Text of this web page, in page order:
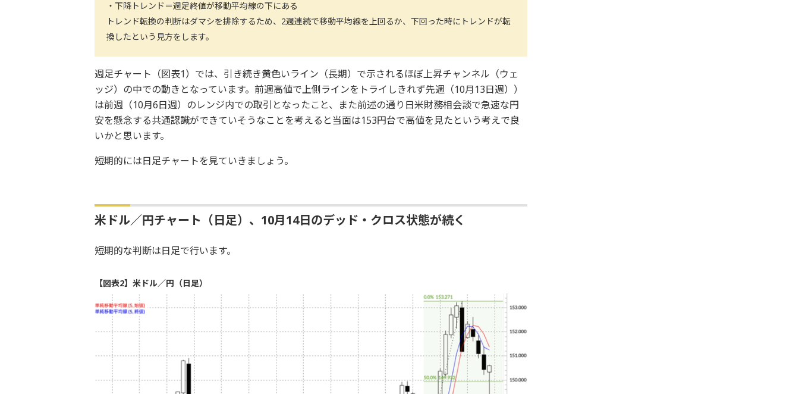
・下降トレンド＝週足終値が移動平均線の下にある
トレンド転換の判断はダマシを排除するため、2週連続で移動平均線を上回るか、下回った時にトレンドが転
換したという見方をします。
週足チャート（図表1）では、引き続き黄色いライン（長期）で示されるほぼ上昇チャンネル（ウェ
ッジ）の中での動きとなっています。前週高値で上側ラインをトライしきれず先週（10月13日週））
は前週（10月6日週）のレンジ内での取引となったこと、また前述の通り日米財務相会談で急速な円
安を懸念する共通認識ができていそうなことを考えると当面は153円台で高値を見たという考えで良
いかと思います。
短期的には日足チャートを見ていきましょう。
米ドル／円チャート（日足）、10月14日のデッド・クロス状態が続く
短期的な判断は日足で行います。
【図表2】米ドル／円（日足）